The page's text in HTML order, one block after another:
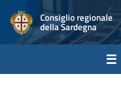
Consiglio regionale
della Sardegna